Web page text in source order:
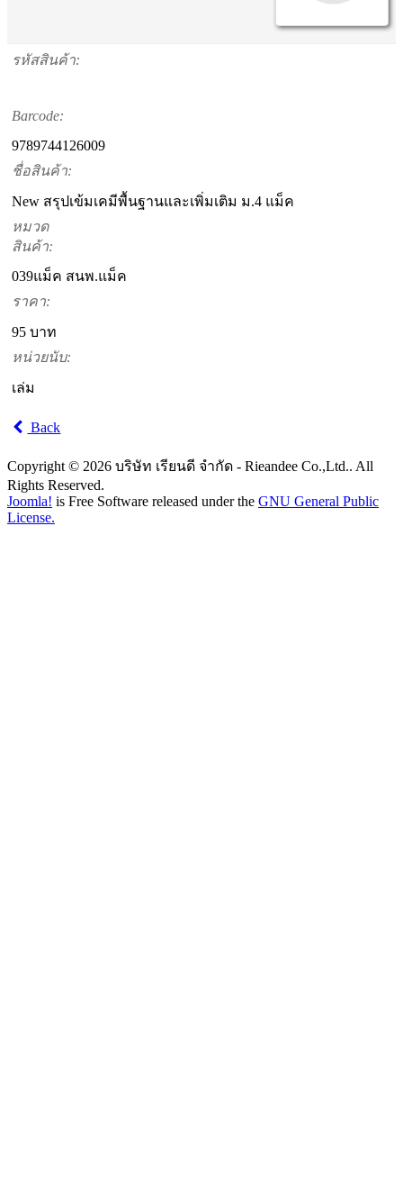
รหัสสินค้า:
Barcode:
9789744126009
ชื่อสินค้า:
New สรุปเข้มเคมีพื้นฐานและเพิ่มเติม ม.4 แม็ค
หมวด
สินค้า:
039แม็ค สนพ.แม็ค
ราคา:
95 บาท
หน่วยนับ:
เล่ม
Back
Copyright © 2026 บริษัท เรียนดี จำกัด - Rieandee Co.,Ltd.. All
Rights Reserved.
Joomla! is Free Software released under the GNU General Public
License.